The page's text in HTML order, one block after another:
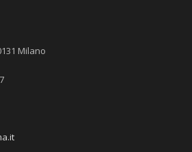
Milano